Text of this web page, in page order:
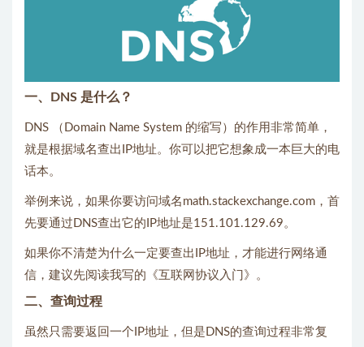
一、DNS 是什么？
DNS （Domain Name System 的缩写）的作用非常简单，
就是根据域名查出IP地址。你可以把它想象成一本巨大的电
话本。
举例来说，如果你要访问域名math.stackexchange.com，首
先要通过DNS查出它的IP地址是151.101.129.69。
如果你不清楚为什么一定要查出IP地址，才能进行网络通
信，建议先阅读我写的《互联网协议入门》。
二、查询过程
虽然只需要返回一个IP地址，但是DNS的查询过程非常复